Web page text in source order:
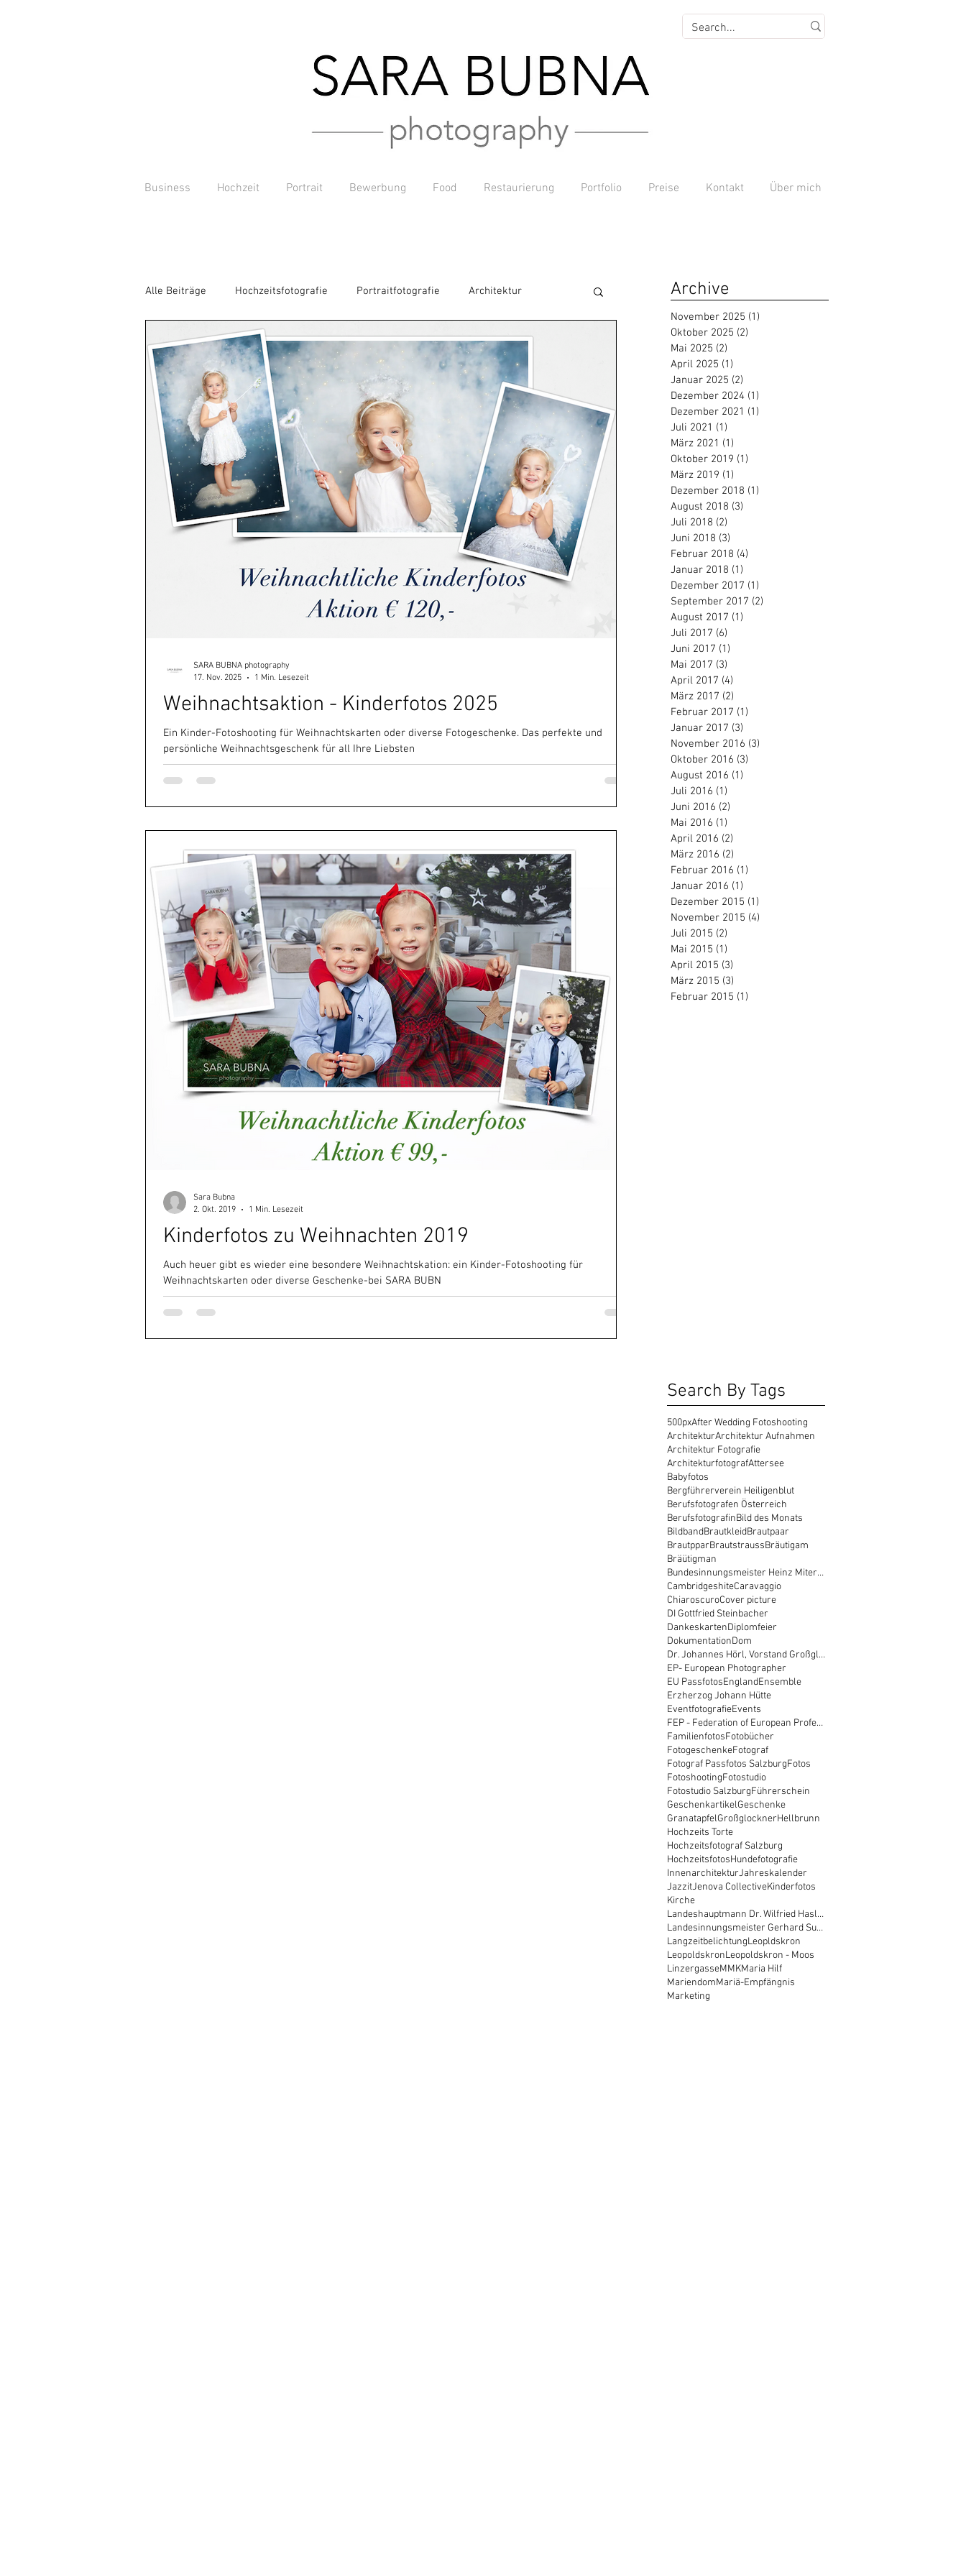
Business Hochzeit Portrait Bewerbung Food Restaurierung Portfolio Preise Kontakt Über mich
Alle Beiträge Hochzeitsfotografie Portraitfotografie Architektur
EU-Reisepass Reportage &amp; Dokumentation
Reportage / Dokumentation biometrische EU - Passfotos Stillleben
Projektarbeiten Zertifikate / Auszeichnungen Geschenke
Weihnachten 2016 Food Photography Neugeborenen Fotos / Babyfotos
Bewerbungsfotos Werbefotografie Tierfotografie
Fotogutschein Eventfotografie Babyfotos Familienfotos
Weihnachten Aktion Kinderfotos Weihnachtsaktion
Weihnachtsaktion - Kinderfotos 2025
Ein Kinder-Fotoshooting für Weihnachtskarten oder diverse Fotogeschenke. Das perfekte und
persönliche Weihnachtsgeschenk für all Ihre Liebsten
SARA BUBNA photography
17. Nov. 2025
1 Min. Lesezeit
Kinderfotos zu Weihnachten 2019
Auch heuer gibt es wieder eine besondere Weihnachtskation: ein Kinder-Fotoshooting für
Weihnachtskarten oder diverse Geschenke-bei SARA BUBN
Sara Bubna
2. Okt. 2019
1 Min. Lesezeit
Archive
November 2025 (1)
Oktober 2025 (2)
Mai 2025 (2)
April 2025 (1)
Januar 2025 (2)
Dezember 2024 (1)
Dezember 2021 (1)
Juli 2021 (1)
März 2021 (1)
Oktober 2019 (1)
März 2019 (1)
Dezember 2018 (1)
August 2018 (3)
Juli 2018 (2)
Juni 2018 (3)
Februar 2018 (4)
Januar 2018 (1)
Dezember 2017 (1)
September 2017 (2)
August 2017 (1)
Juli 2017 (6)
Juni 2017 (1)
Mai 2017 (3)
April 2017 (4)
März 2017 (2)
Februar 2017 (1)
Januar 2017 (3)
November 2016 (3)
Oktober 2016 (3)
August 2016 (1)
Juli 2016 (1)
Juni 2016 (2)
Mai 2016 (1)
April 2016 (2)
März 2016 (2)
Februar 2016 (1)
Januar 2016 (1)
Dezember 2015 (1)
November 2015 (4)
Juli 2015 (2)
Mai 2015 (1)
April 2015 (3)
März 2015 (3)
Februar 2015 (1)
Search By Tags
500pxAfter Wedding Fotoshooting
ArchitekturArchitektur Aufnahmen
Architektur Fotografie
ArchitekturfotografAttersee
Babyfotos
Bergführerverein Heiligenblut
Berufsfotografen Österreich
BerufsfotografinBild des Monats
BildbandBrautkleidBrautpaar
BrautpparBrautstraussBräutigam
Bräütigman
Bundesinnungsmeister Heinz Miteregger
CambridgeshiteCaravaggio
ChiaroscuroCover picture
DI Gottfried Steinbacher
DankeskartenDiplomfeier
DokumentationDom
Dr. Johannes Hörl, Vorstand Großglockner Hochalpen
EP- European Photographer
EU PassfotosEnglandEnsemble
Erzherzog Johann Hütte
EventfotografieEvents
FEP - Federation of European Professional Photogra
FamilienfotosFotobücher
FotogeschenkeFotograf
Fotograf Passfotos SalzburgFotos
FotoshootingFotostudio
Fotostudio SalzburgFührerschein
GeschenkartikelGeschenke
GranatapfelGroßglocknerHellbrunn
Hochzeits Torte
Hochzeitsfotograf Salzburg
HochzeitsfotosHundefotografie
InnenarchitekturJahreskalender
JazzitJenova CollectiveKinderfotos
Kirche
Landeshauptmann Dr. Wilfried Haslauer
Landesinnungsmeister Gerhard Sulzer+
LangzeitbelichtungLeopldskron
LeopoldskronLeopoldskron - Moos
LinzergasseMMKMaria Hilf
MariendomMariä-Empfängnis
Marketing